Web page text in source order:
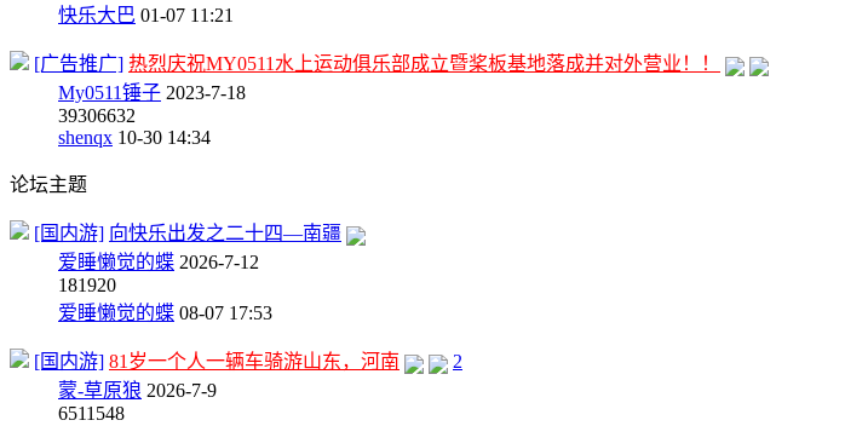
快乐大巴 01-07 11:21
[广告推广] 热烈庆祝MY0511水上运动俱乐部成立暨桨板基地落成并对外营业！！
My0511锤子 2023-7-18
39306632
shenqx 10-30 14:34
论坛主题
[国内游] 向快乐出发之二十四—南疆
爱睡懒觉的蝶 2026-7-12
181920
爱睡懒觉的蝶 08-07 17:53
[国内游] 81岁一个人一辆车骑游山东，河南
2
蒙-草原狼 2026-7-9
6511548